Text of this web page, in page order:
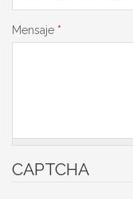
Mensaje *
CAPTCHA